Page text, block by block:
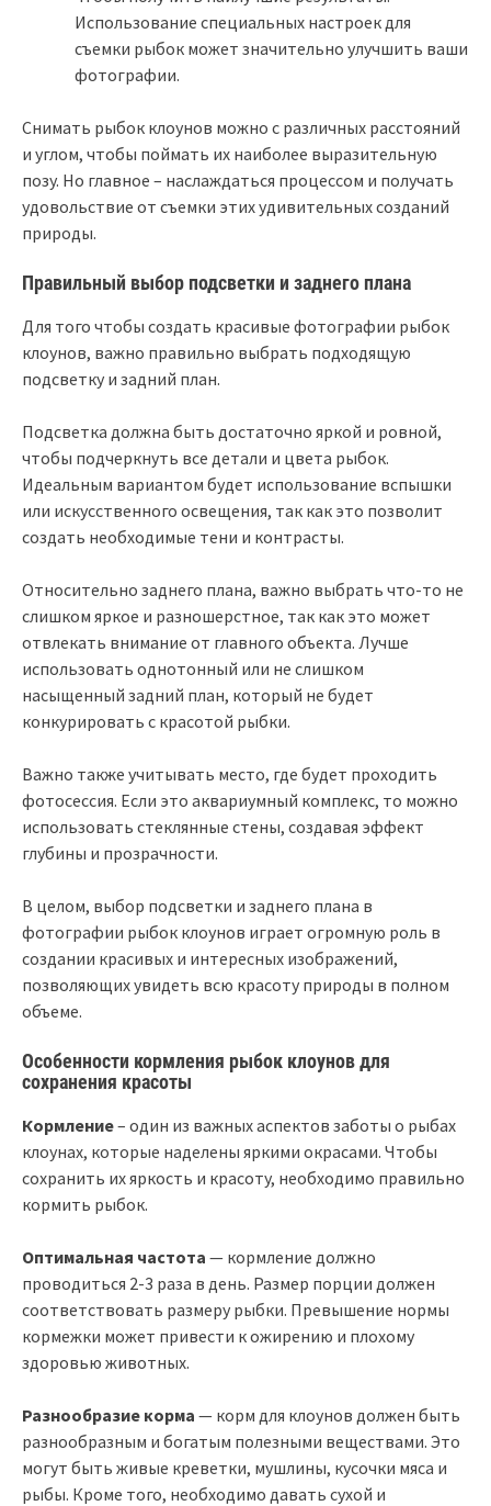
Использование специальных настроек для
съемки рыбок может значительно улучшить ваши
фотографии.
Снимать рыбок клоунов можно с различных расстояний
и углом, чтобы поймать их наиболее выразительную
позу. Но главное – наслаждаться процессом и получать
удовольствие от съемки этих удивительных созданий
природы.
Правильный выбор подсветки и заднего плана
Для того чтобы создать красивые фотографии рыбок
клоунов, важно правильно выбрать подходящую
подсветку и задний план.
Подсветка должна быть достаточно яркой и ровной,
чтобы подчеркнуть все детали и цвета рыбок.
Идеальным вариантом будет использование вспышки
или искусственного освещения, так как это позволит
создать необходимые тени и контрасты.
Относительно заднего плана, важно выбрать что-то не
слишком яркое и разношерстное, так как это может
отвлекать внимание от главного объекта. Лучше
использовать однотонный или не слишком
насыщенный задний план, который не будет
конкурировать с красотой рыбки.
Важно также учитывать место, где будет проходить
фотосессия. Если это аквариумный комплекс, то можно
использовать стеклянные стены, создавая эффект
глубины и прозрачности.
В целом, выбор подсветки и заднего плана в
фотографии рыбок клоунов играет огромную роль в
создании красивых и интересных изображений,
позволяющих увидеть всю красоту природы в полном
объеме.
Особенности кормления рыбок клоунов для
сохранения красоты
Кормление– один из важных аспектов заботы о рыбах
клоунах, которые наделены яркими окрасами. Чтобы
сохранить их яркость и красоту, необходимо правильно
кормить рыбок.
Оптимальная частота — кормление должно
проводиться 2-3 раза в день. Размер порции должен
соответствовать размеру рыбки. Превышение нормы
кормежки может привести к ожирению и плохому
здоровью животных.
Разнообразие корма — корм для клоунов должен быть
разнообразным и богатым полезными веществами. Это
могут быть живые креветки, мушлины, кусочки мяса и
рыбы. Кроме того, необходимо давать сухой и